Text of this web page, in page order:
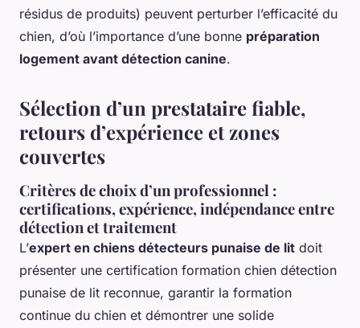
résidus de produits) peuvent perturber l’efficacité du
chien, d’où l’importance d’une bonne préparation
logement avant détection canine.
Sélection d’un prestataire fiable,
retours d’expérience et zones
couvertes
Critères de choix d’un professionnel :
certifications, expérience, indépendance entre
détection et traitement
L’expert en chiens détecteurs punaise de lit doit
présenter une certification formation chien détection
punaise de lit reconnue, garantir la formation
continue du chien et démontrer une solide